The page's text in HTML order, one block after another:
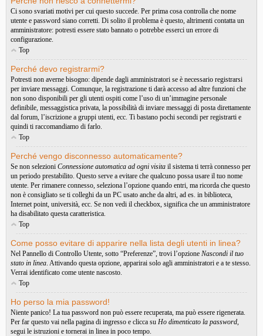
Ci sono svariati motivi per cui questo succede. Per prima cosa controlla che nome
utente e password siano corretti. Di solito il problema è questo, altrimenti contatta un
amministratore: potresti essere stato bannato o potrebbe esserci un errore di
configurazione.
Top
Perché devo registrarmi?
Potresti non averne bisogno: dipende dagli amministratori se è necessario registrarsi
per inviare messaggi. Comunque, la registrazione ti darà accesso ad altre funzioni che
non sono disponibili per gli utenti ospiti come l’uso di un’immagine personale
definibile, messaggistica privata, la possibilità di inviare messaggi di posta direttamente
dal forum, l’iscrizione a gruppi utenti, ecc. Ti bastano pochi secondi per registrarti e
quindi ti raccomandiamo di farlo.
Top
Perché vengo disconnesso automaticamente?
Se non selezioni Connessione automatica ad ogni visita il sistema ti terrà connesso per
un periodo prestabilito. Questo serve a evitare che qualcuno possa usare il tuo nome
utente. Per rimanere connesso, seleziona l’opzione quando entri, ma ricorda che questo
non è consigliato se ti colleghi da un PC usato anche da altri, ad es. in biblioteca,
Internet point, università, ecc. Se non vedi il checkbox, significa che un amministratore
ha disabilitato questa caratteristica.
Top
Come posso evitare di apparire nella lista degli utenti in linea?
Nel Pannello di Controllo Utente, sotto “Preferenze”, trovi l’opzione Nascondi il tuo
stato in linea. Attivando questa opzione, apparirai solo agli amministratori e a te stesso.
Verrai identificato come utente nascosto.
Top
Ho perso la mia password!
Niente panico! La tua password non può essere recuperata, ma può essere rigenerata.
Per far questo vai nella pagina di ingresso e clicca su Ho dimenticato la password,
segui le istruzioni e tornerai in linea in poco tempo.